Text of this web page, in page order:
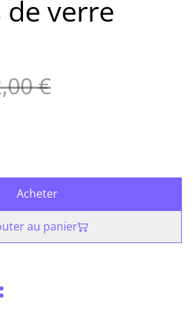
de verre
€
Acheter
au panier